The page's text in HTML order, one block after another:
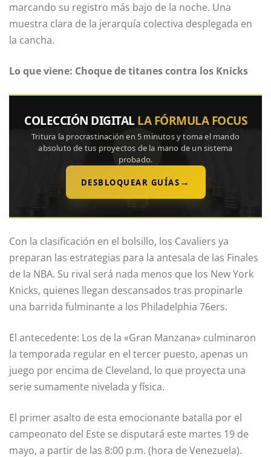
marcando su registro más bajo de la noche. Una
muestra clara de la jerarquía colectiva desplegada en
la cancha.
Lo que viene: Choque de titanes contra los Knicks
COLECCIÓN DIGITAL LA FÓRMULA FOCUS
Tritura la procrastinación en 5 minutos y toma el mando
absoluto de tus proyectos de la mano de un sistema
probado.
DESBLOQUEAR GUÍAS →
Con la clasificación en el bolsillo, los Cavaliers ya
preparan las estrategias para la antesala de las Finales
de la NBA. Su rival será nada menos que los New York
Knicks, quienes llegan descansados tras propinarle
una barrida fulminante a los Philadelphia 76ers.
El antecedente: Los de la «Gran Manzana» culminaron
la temporada regular en el tercer puesto, apenas un
juego por encima de Cleveland, lo que proyecta una
serie sumamente nivelada y física.
El primer asalto de esta emocionante batalla por el
campeonato del Este se disputará este martes 19 de
mayo, a partir de las 8:00 p.m. (hora de Venezuela).